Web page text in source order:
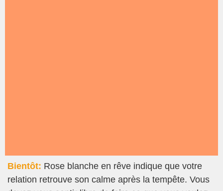
Bientôt: Rose blanche en rêve indique que votre
relation retrouve son calme après la tempête. Vous